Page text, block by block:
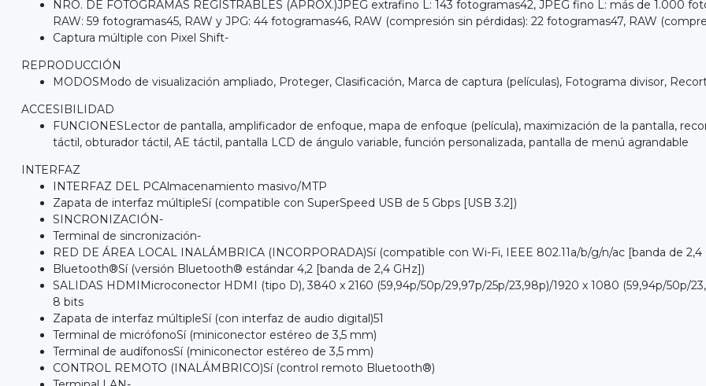
NRO. DE FOTOGRAMAS REGISTRABLES (APROX.)JPEG extrafino L: 143 fotogramas42, JPEG fino L: más de 1.000
RAW: 59 fotogramas45, RAW y JPG: 44 fotogramas46, RAW (compresión sin pérdidas): 22 fotogramas47, RAW
Captura múltiple con Pixel Shift-
REPRODUCCIÓN
MODOSModo de visualización ampliado, Proteger, Clasificación, Marca de captura (películas), Fotograma divisor,
ACCESIBILIDAD
FUNCIONESLector de pantalla, amplificador de enfoque, mapa de enfoque (película), maximización de la pantalla,
táctil, obturador táctil, AE táctil, pantalla LCD de ángulo variable, función personalizada, pantalla de menú agrandable
INTERFAZ
INTERFAZ DEL PCAlmacenamiento masivo/MTP
Zapata de interfaz múltipleSí (compatible con SuperSpeed USB de 5 Gbps [USB 3.2])
SINCRONIZACIÓN-
Terminal de sincronización-
RED DE ÁREA LOCAL INALÁMBRICA (INCORPORADA)Sí (compatible con Wi-Fi, IEEE 802.11a/b/g/n/ac [banda de
Bluetooth®Sí (versión Bluetooth® estándar 4,2 [banda de 2,4 GHz])
SALIDAS HDMIMicroconector HDMI (tipo D), 3840 x 2160 (59,94p/50p/29,97p/25p/23,98p)/1920 x 1080 (59,94p/50p/
8 bits
Zapata de interfaz múltipleSí (con interfaz de audio digital)51
Terminal de micrófonoSí (miniconector estéreo de 3,5 mm)
Terminal de audífonosSí (miniconector estéreo de 3,5 mm)
CONTROL REMOTO (INALÁMBRICO)Sí (control remoto Bluetooth®)